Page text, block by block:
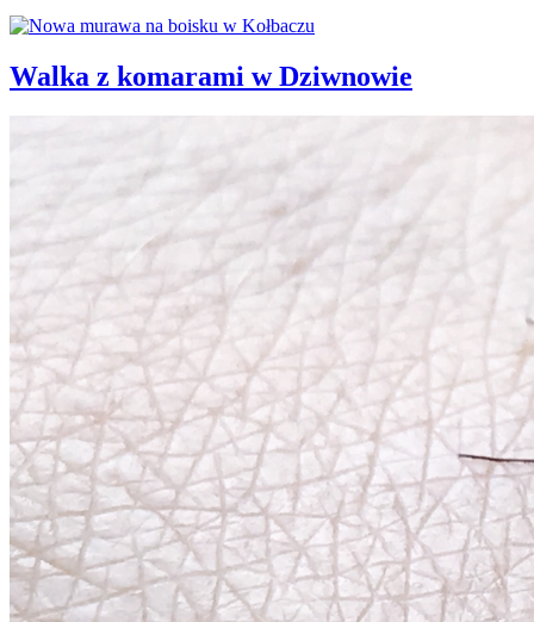
Walka z komarami w Dziwnowie